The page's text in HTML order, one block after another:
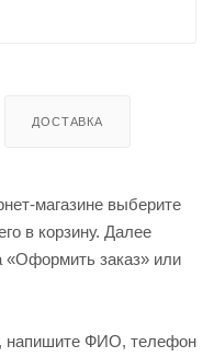
ДОСТАВКА
магазине выберите
в корзину. Далее
«Оформить заказ» или
напишите ФИО, телефон